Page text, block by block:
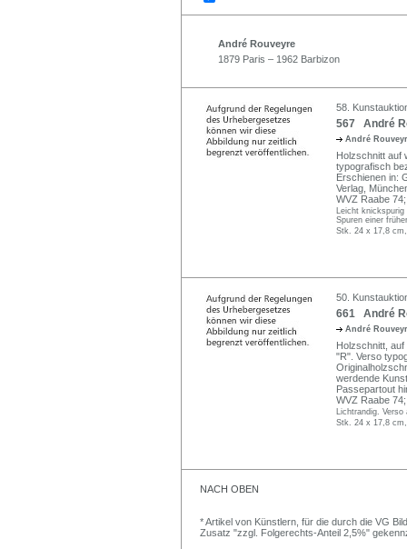
André Rouveyre
1879 Paris – 1962 Barbizon
58.
567 André
André
Holzschnitt auf
typografisch
Erschienen in:
Verlag,
WVZ Raabe
Leicht
Spuren einer
Stk. 24 x 17,8
50.
661 André
André
Holzschnitt,
"R". Verso
werdende
Passepartout
WVZ Raabe
Lichtrandig.
Stk. 24 x 17,8
NACH OBEN
* Artikel von Künstlern, für die durch die VG
Zusatz "zzgl. Folgerechts-Anteil 2,5%"